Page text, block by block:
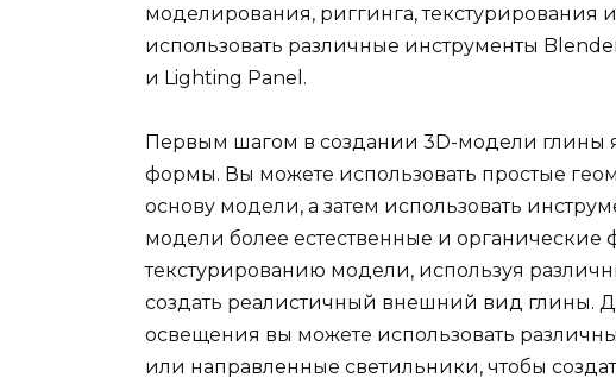
моделирования, риггинга, текстурирования
использовать различные инструменты
и Lighting Panel.
Первым шагом в создании 3D-модели глины
формы. Вы можете использовать простые
основу модели, а затем использовать
модели более естественные и
текстурированию модели, используя
создать реалистичный внешний вид глины.
освещения вы можете использовать
или направленные светильники, чтобы